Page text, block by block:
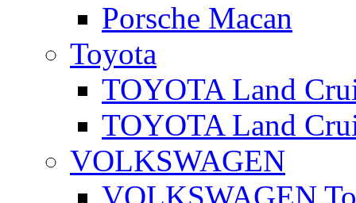
Porsche Macan
Toyota
TOYOTA Land
TOYOTA Land
VOLKSWAGEN